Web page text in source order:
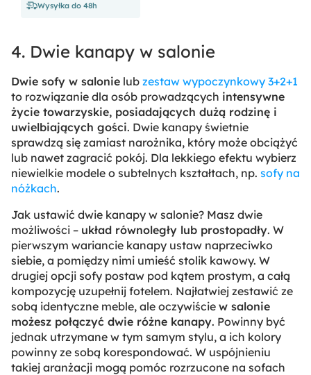
Wysyłka do 48h
4. Dwie kanapy w salonie
Dwie sofy w salonie lub zestaw wypoczynkowy 3+2+1
to rozwiązanie dla osób prowadzących intensywne
życie towarzyskie, posiadających dużą rodzinę i
uwielbiających gości. Dwie kanapy świetnie
sprawdzą się zamiast narożnika, który może obciążyć
lub nawet zagracić pokój. Dla lekkiego efektu wybierz
niewielkie modele o subtelnych kształtach, np. sofy na
nóżkach.
Jak ustawić dwie kanapy w salonie? Masz dwie
możliwości – układ równoległy lub prostopadły. W
pierwszym wariancie kanapy ustaw naprzeciwko
siebie, a pomiędzy nimi umieść stolik kawowy. W
drugiej opcji sofy postaw pod kątem prostym, a całą
kompozycję uzupełnij fotelem. Najłatwiej zestawić ze
sobą identyczne meble, ale oczywiście w salonie
możesz połączyć dwie różne kanapy. Powinny być
jednak utrzymane w tym samym stylu, a ich kolory
powinny ze sobą korespondować. W uspójnieniu
takiej aranżacji mogą pomóc rozrzucone na sofach